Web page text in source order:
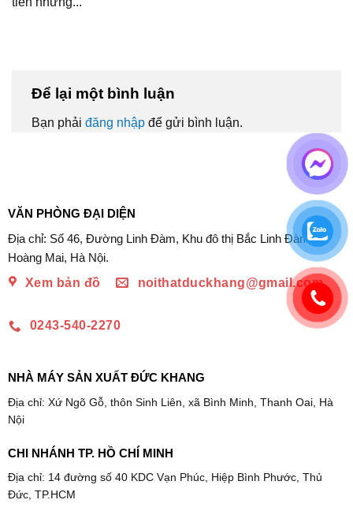
Để lại một bình luận
Bạn phải đăng nhập để gửi bình luận.
VĂN PHÒNG ĐẠI DIỆN
Địa chỉ: Số 46, Đường Linh Đàm, Khu đô thị Bắc Linh Đàm,
Hoàng Mai, Hà Nội.
Xem bản đồ
noithatduckhang@gmail.com
0243-540-2270
NHÀ MÁY SẢN XUẤT ĐỨC KHANG
Địa chỉ: Xứ Ngõ Gỗ, thôn Sinh Liên, xã Bình Minh, Thanh Oai, Hà
Nội
CHI NHÁNH TP. HỒ CHÍ MINH
Địa chỉ: 14 đường số 40 KDC Vạn Phúc, Hiệp Bình Phước, Thủ
Đức, TP.HCM